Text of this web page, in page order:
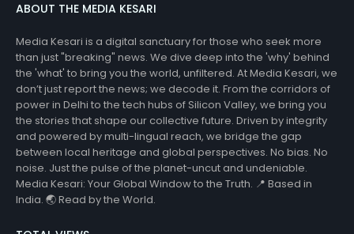
ABOUT THE MEDIA KESARI
Media Kesari is a digital sanctuary for those who seek more
than just "breaking" news. We dive deep into the 'why' behind
the 'what' to bring you the world, unfiltered. At Media Kesari, we
don’t just report the news; we decode it. From the corridors of
power in Delhi to the tech hubs of Silicon Valley, we bring you
the stories that shape our collective future. Driven by integrity
and powered by multi-lingual reach, we bridge the gap
between local heritage and global perspectives. No bias. No
noise. Just the pulse of the planet-uncut and undeniable.
Media Kesari: Your Global Window to the Truth. 📍 Based in
India. 🌏 Read by the World.